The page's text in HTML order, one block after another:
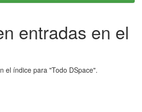
entradas en el
el índice para "Todo DSpace".